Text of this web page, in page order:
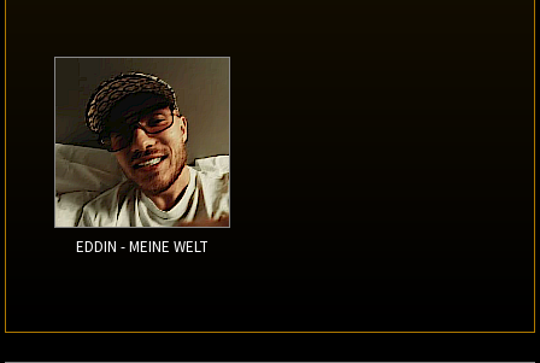
EDDIN - MEINE WELT